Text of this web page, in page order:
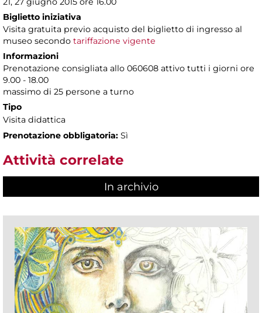
Biglietto iniziativa
Visita gratuita previo acquisto del biglietto di ingresso al
museo secondo tariffazione vigente
Informazioni
Prenotazione consigliata allo 060608 attivo tutti i giorni ore
9.00 - 18.00
massimo di 25 persone a turno
Tipo
Visita didattica
Prenotazione obbligatoria: Sì
Attività correlate
In archivio